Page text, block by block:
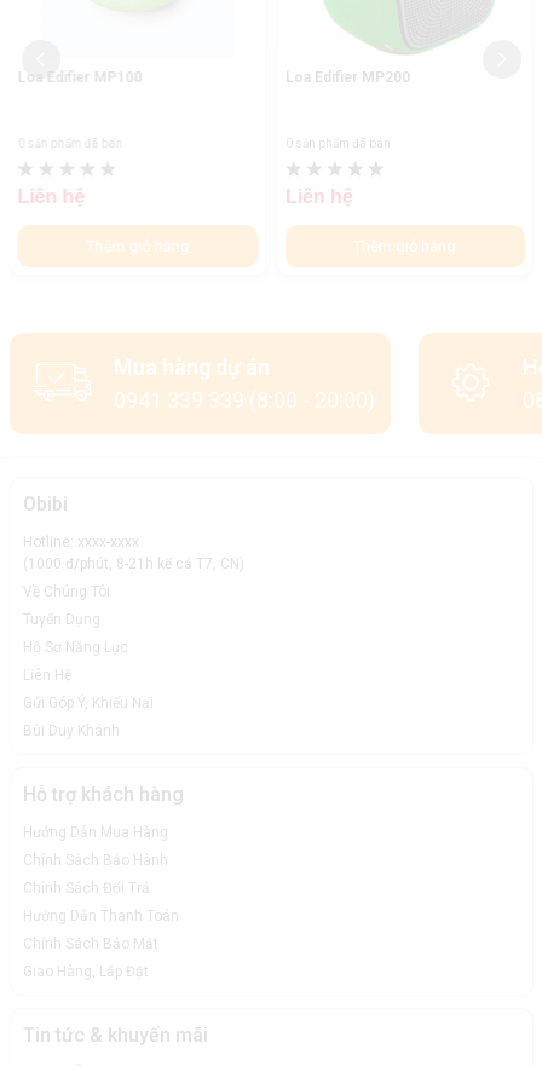
Loa Edifier MP100
0 sản phẩm đã bán
Liên hệ
Thêm giỏ hàng
Loa Edifier MP200
0 sản phẩm đã bán
Liên hệ
Thêm giỏ hàng
Mua hàng dự án
0941 339 339 (8:00 - 20:00)
Obibi
Hotline: xxxx-xxxx
(1000 đ/phút, 8-21h kể cả T7, CN)
Về Chúng Tôi
Tuyển Dụng
Hồ Sơ Năng Lực
Liên Hệ
Gửi Góp Ý, Khiếu Nại
Bùi Duy Khánh
Hỗ trợ khách hàng
Hướng Dẫn Mua Hàng
Chính Sách Bảo Hành
Chính Sách Đổi Trả
Hướng Dẫn Thanh Toán
Chính Sách Bảo Mật
Giao Hàng, Lắp Đặt
Tin tức & khuyến mãi